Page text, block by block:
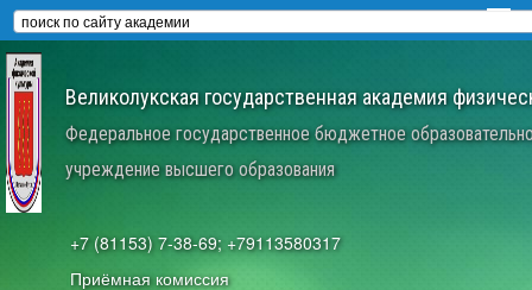
Великолукская государственная академия
Федеральное государственное бюджетное
учреждение высшего образования
+7 (81153) 7-38-69; +79113580317
Приёмная комиссия